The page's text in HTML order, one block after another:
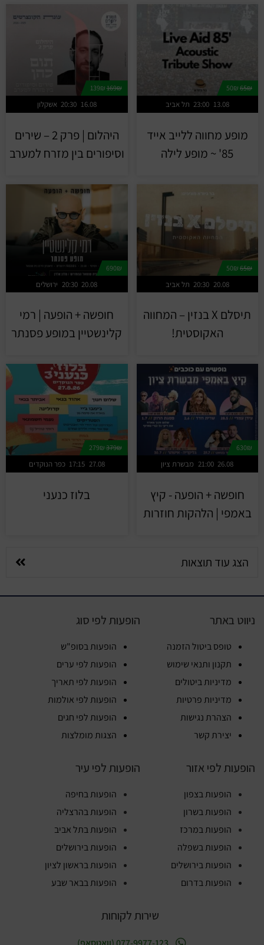
65₪
תל אביב 23:00 13.08
מופע מחווה ללייב אייד
85' ~ מופע לילה
169₪
139₪
אשקלון 20:30 16.08
היהלום | פרק 2 – שירים
וסיפורים בין מזרח למערב
65₪
תל אביב 20:30 20.08
תיסלם X בנזין – המחווה
האקוסטית!
690₪
ירושלים 20:30 20.08
חופשה + הופעה | רמי
קלינשטיין במופע פסנתר
630₪
מבשרת ציון 21:00 26.08
חופשה + הופעה - קיץ
באמפי | הלהקות חוזרות
379₪
279₪
כפר הנוקדים 17:15 27.08
בלוז כנעני
הצג עוד תוצאות
ניווט באתר
טופס ביטול הזמנה
תקנון ותנאי שימוש
מדיניות ביטולים
מדיניות פרטיות
הצהרת נגישות
יצירת קשר
הופעות לפי סוג
הופעות בסופ"ש
הופעות לפי ערים
הופעות לפי תאריך
הופעות לפי אולמות
הופעות לפי חגים
הצגות מומלצות
הופעות לפי אזור
הופעות בצפון
הופעות בשרון
הופעות במרכז
הופעות בשפלה
הופעות בירושלים
הופעות בדרום
הופעות לפי עיר
הופעות בחיפה
הופעות בהרצליה
הופעות בתל אביב
הופעות בירושלים
הופעות בראשון לציון
הופעות בבאר שבע
שירות לקוחות